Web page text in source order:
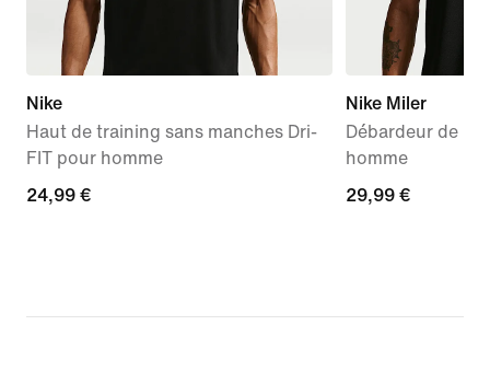
Nike
Haut de training sans manches Dri-
FIT pour homme
24,99 €
24,99 €
Nike Miler
Débardeur de
homme
29,99 €
29,99 €